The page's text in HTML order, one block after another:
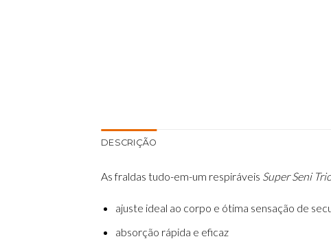
DESCRIÇÃO
As fraldas tudo-em-um respiráveis Super Seni
ajuste ideal ao corpo e ótima sensação de
absorção rápida e eficaz